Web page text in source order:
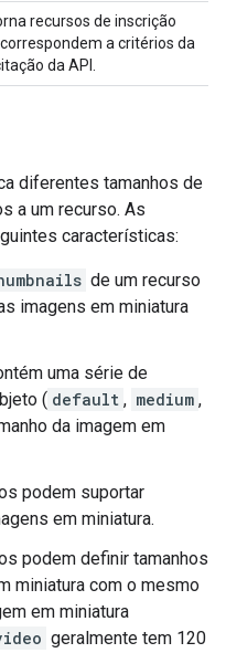
recursos de inscrição
a critérios da
da API.
diferentes tamanhos de
a um recurso. As
características:
de um recurso
imagens em miniatura
uma série de
( default , medium ,
da imagem em
podem suportar
em miniatura.
podem definir tamanhos
miniatura com o mesmo
em miniatura
geralmente tem 120